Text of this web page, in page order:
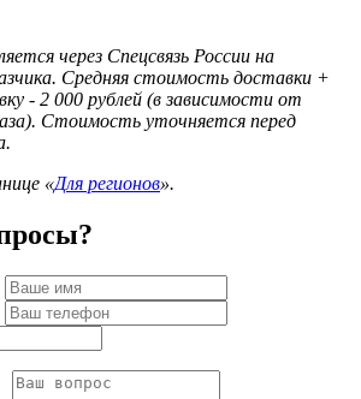
через Спецсвязь России на
Средняя стоимость доставки +
- 2 000 рублей (в зависимости от
Стоимость уточняется перед
«Для регионов».